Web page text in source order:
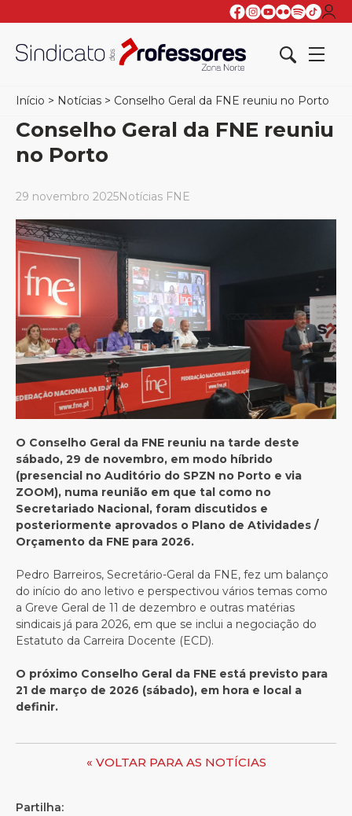
Início > Notícias > Conselho Geral da FNE reuniu no Porto
Conselho Geral da FNE reuniu
no Porto
29 novembro 2025Notícias FNE
O Conselho Geral da FNE reuniu na tarde deste
sábado, 29 de novembro, em modo híbrido
(presencial no Auditório do SPZN no Porto e via
ZOOM), numa reunião em que tal como no
Secretariado Nacional, foram discutidos e
posteriormente aprovados o Plano de Atividades /
Orçamento da FNE para 2026.
Pedro Barreiros, Secretário-Geral da FNE, fez um balanço
do início do ano letivo e perspectivou vários temas como
a Greve Geral de 11 de dezembro e outras matérias
sindicais já para 2026, em que se inclui a negociação do
Estatuto da Carreira Docente (ECD).
O próximo Conselho Geral da FNE está previsto para
21 de março de 2026 (sábado), em hora e local a
definir.
« VOLTAR PARA AS NOTÍCIAS
Partilha: